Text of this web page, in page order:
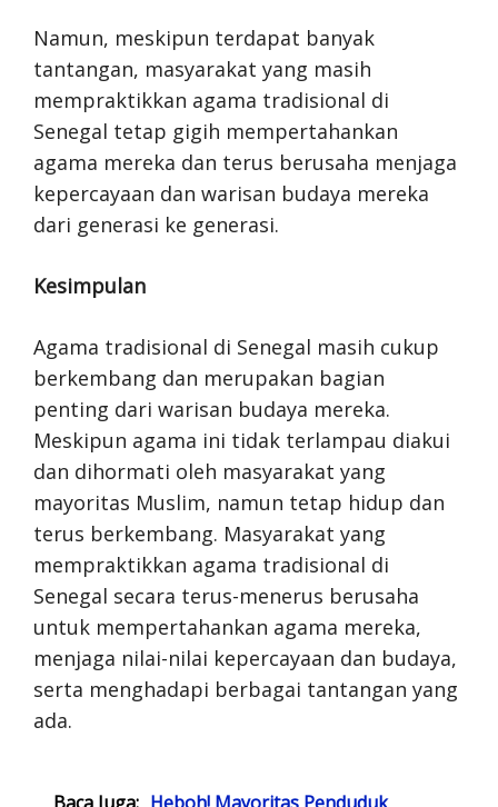
Namun, meskipun terdapat banyak
tantangan, masyarakat yang masih
mempraktikkan agama tradisional di
Senegal tetap gigih mempertahankan
agama mereka dan terus berusaha menjaga
kepercayaan dan warisan budaya mereka
dari generasi ke generasi.
Kesimpulan
Agama tradisional di Senegal masih cukup
berkembang dan merupakan bagian
penting dari warisan budaya mereka.
Meskipun agama ini tidak terlampau diakui
dan dihormati oleh masyarakat yang
mayoritas Muslim, namun tetap hidup dan
terus berkembang. Masyarakat yang
mempraktikkan agama tradisional di
Senegal secara terus-menerus berusaha
untuk mempertahankan agama mereka,
menjaga nilai-nilai kepercayaan dan budaya,
serta menghadapi berbagai tantangan yang
ada.